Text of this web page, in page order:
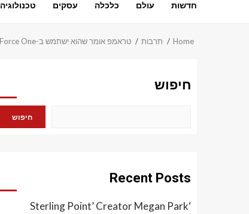
חדשות עולם כלכלה עסקים טכנולוגיה
Home תרבות טראמפ אומר שהוא ישתמש ב-Air Force One הישן כדי לנסוע לבריטניה, כשגם מטוס חדש יגיע לשם
חיפוש
חיפוש
Recent Posts
‘Sterling Point’ Creator Megan Park